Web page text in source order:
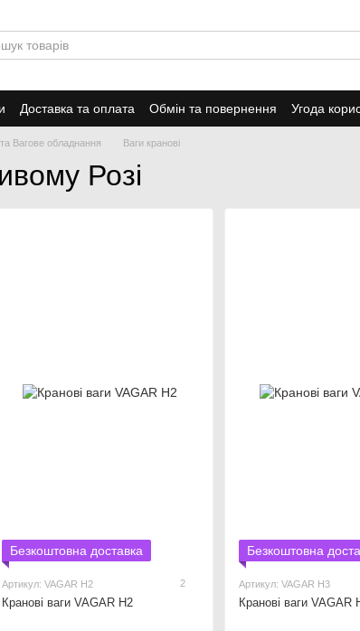
Доставка та оплата Обмін та повернення Угода
Вагове обладнання Ваги кранові
Розі
Безкоштовна доставка
Артикул: VAGAR Н2 2
Кранові ваги VAGAR Н2
Безкоштовна
Артикул: VAGAR Н3
Кранові ваги VAGAR